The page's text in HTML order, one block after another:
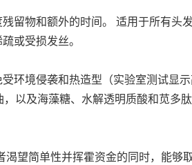
留物和额外的时间。 适用于所有头
或受损发丝。
境侵袭和热造型（实验室测试显
以及海藻糖、水解透明质酸和苋多
望简单性并挥霍资金的同时，能够